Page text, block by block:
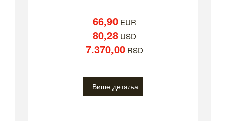
66,90EUR
80,28USD
7.370,00RSD
Више детаља